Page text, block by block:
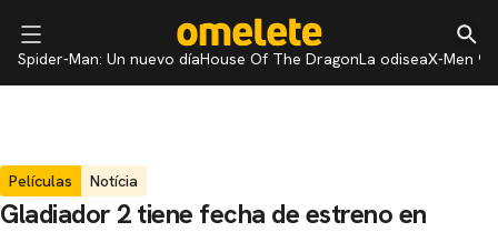
Spider-Man: Un nuevo díaHouse Of The DragonLa odiseaX-Men 97
Películas Notícia
Gladiador 2 tiene fecha de estreno en